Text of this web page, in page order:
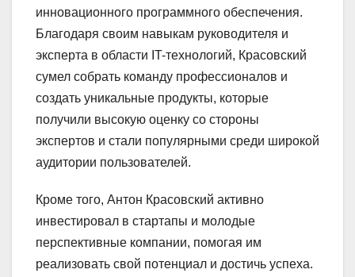
инновационного программного обеспечения.
Благодаря своим навыкам руководителя и
эксперта в области IT-технологий, Красовский
сумел собрать команду профессионалов и
создать уникальные продукты, которые
получили высокую оценку со стороны
экспертов и стали популярными среди широкой
аудитории пользователей.
Кроме того, Антон Красовский активно
инвестировал в стартапы и молодые
перспективные компании, помогая им
реализовать свой потенциал и достичь успеха.